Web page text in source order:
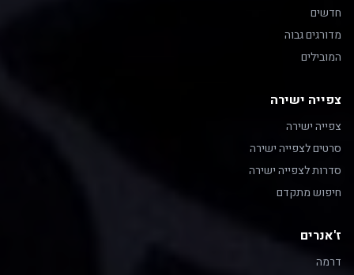
חדשים
מדורגים גבוה
המובילים
צפייה ישירה
צפייה ישירה
סרטים לצפייה ישירה
סדרות לצפייה ישירה
חיפוש מתקדם
ז'אנרים
דרמה